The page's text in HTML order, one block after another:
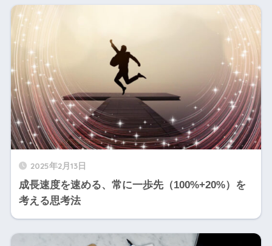
2025年2月13日
成長速度を速める、常に一歩先（100%+20%）を
考える思考法